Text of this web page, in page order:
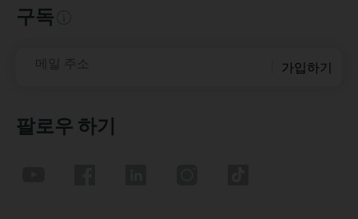
구독
메일 주소 가입하기
팔로우 하기